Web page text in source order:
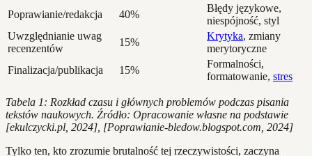
Poprawianie/redakcja
40%
Błędy językowe,
niespójność, styl
Uwzględnianie uwag
recenzentów
15%
Krytyka, zmiany
merytoryczne
Finalizacja/publikacja
15%
Formalności,
formatowanie, stres
Tabela 1: Rozkład czasu i głównych problemów podczas pisania
tekstów naukowych. Źródło: Opracowanie własne na podstawie
[ekulczycki.pl, 2024], [Poprawianie-bledow.blogspot.com, 2024]
Tylko ten, kto zrozumie brutalność tej rzeczywistości, zaczyna